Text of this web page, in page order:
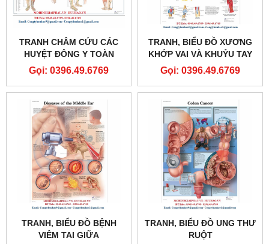
TRANH CHÂM CỨU CÁC
HUYỆT ĐÔNG Y TOÀN
THÂN
Gọi: 0396.49.6769
TRANH, BIỂU ĐỒ XƯƠNG
KHỚP VAI VÀ KHUỶU TAY
Gọi: 0396.49.6769
TRANH, BIỂU ĐỒ BỆNH
VIÊM TAI GIỮA
TRANH, BIỂU ĐỒ UNG THƯ
RUỘT